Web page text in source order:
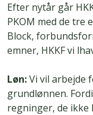
Efter nytår går
PKOM med de tre
Block,
emner, HKKF vi
Løn:Vi vil arbejde
grundlønnen.
regninger, de ikke